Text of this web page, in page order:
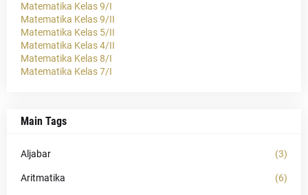
Matematika Kelas 9/I
Matematika Kelas 9/II
Matematika Kelas 5/II
Matematika Kelas 4/II
Matematika Kelas 8/I
Matematika Kelas 7/I
Main Tags
Aljabar (3)
Aritmatika (6)